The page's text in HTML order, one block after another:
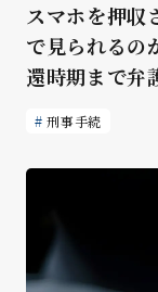
スマホを押収
で見られるの
還時期まで弁
刑事手続